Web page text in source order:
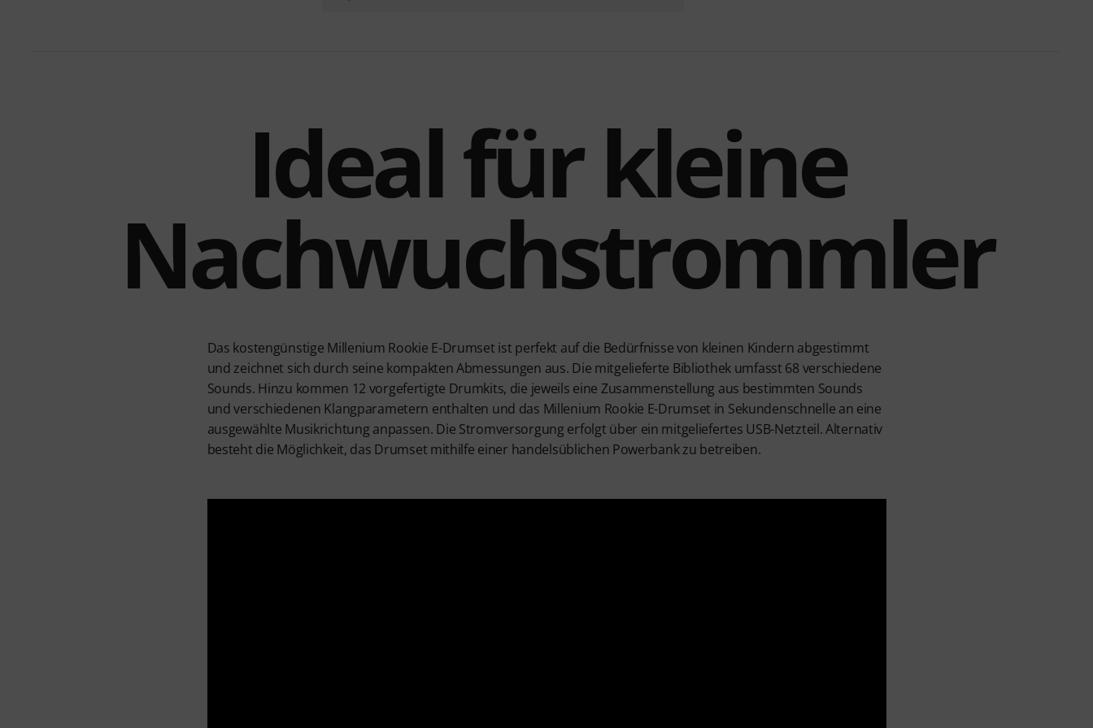
Ideal für kleine
Nachwuchstrommler
Das kostengünstige Millenium Rookie E-Drumset ist perfekt auf die Bedürfnisse von kleinen Kindern abgestimmt
und zeichnet sich durch seine kompakten Abmessungen aus. Die mitgelieferte Bibliothek umfasst 68 verschiedene
Sounds. Hinzu kommen 12 vorgefertigte Drumkits, die jeweils eine Zusammenstellung aus bestimmten Sounds
und verschiedenen Klangparametern enthalten und das Millenium Rookie E-Drumset in Sekundenschnelle an eine
ausgewählte Musikrichtung anpassen. Die Stromversorgung erfolgt über ein mitgeliefertes USB-Netzteil. Alternativ
besteht die Möglichkeit, das Drumset mithilfe einer handelsüblichen Powerbank zu betreiben.